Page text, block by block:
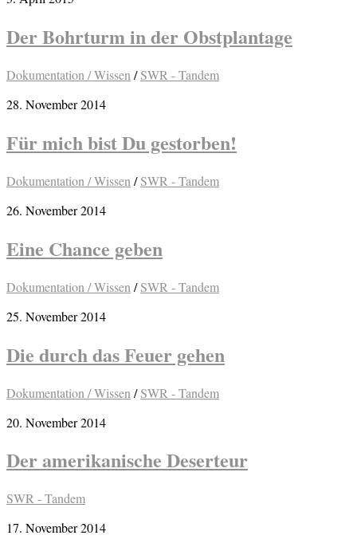
Der Bohrturm in der Obstplantage
Dokumentation / Wissen /SWR - Tandem
28. November 2014
Für mich bist Du gestorben!
Dokumentation / Wissen /SWR - Tandem
26. November 2014
Eine Chance geben
Dokumentation / Wissen /SWR - Tandem
25. November 2014
Die durch das Feuer gehen
Dokumentation / Wissen /SWR - Tandem
20. November 2014
Der amerikanische Deserteur
SWR - Tandem
17. November 2014